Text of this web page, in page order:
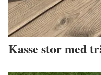
Kasse stor med